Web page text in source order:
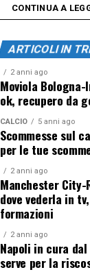
CONTINUA A
ARTICOLI IN
2 anni ago
Moviola
ok, recupero da
CALCIO 5 anni ago
Scommesse sul
per le tue
2 anni ago
Manchester City-
dove vederla in
formazioni
2 anni ago
Napoli in cura
serve per la